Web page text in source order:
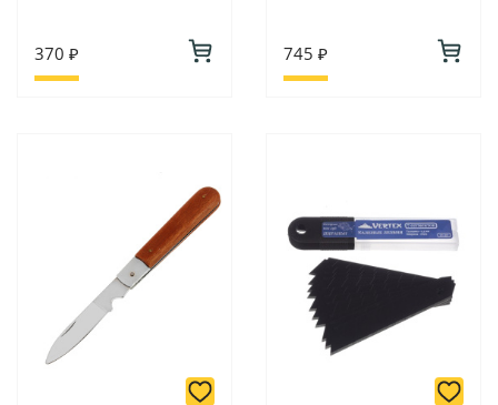
370 ₽ 745 ₽